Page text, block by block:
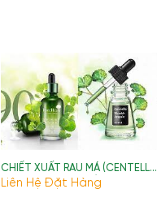
CHIẾT XUẤT RAU MÁ (CENTELLA
ASIATICA EXTRACT)
Liên Hệ Đặt Hàng